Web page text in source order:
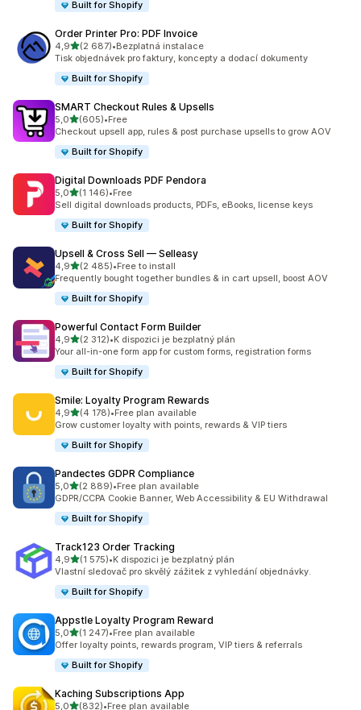
Built for Shopify
Order Printer Pro: PDF Invoice
4,9z 5 hvězd
(2 687)
Celkový počet recenzí: 2687
•Bezplatná instalace
Tisk objednávek pro faktury, koncepty a dodací dokumenty
Built for Shopify
SMART Checkout Rules & Upsells
5,0z 5 hvězd
(605)
Celkový počet recenzí: 605
•Free
Checkout upsell app, rules & post purchase upsells to grow AOV
Built for Shopify
Digital Downloads PDF Pendora
5,0z 5 hvězd
(1 146)
Celkový počet recenzí: 1146
•Free
Sell digital downloads products, PDFs, eBooks, license keys
Built for Shopify
Upsell & Cross Sell — Selleasy
4,9z 5 hvězd
(2 485)
Celkový počet recenzí: 2485
•Free to install
Frequently bought together bundles & in cart upsell, boost AOV
Built for Shopify
Powerful Contact Form Builder
4,9z 5 hvězd
(2 312)
Celkový počet recenzí: 2312
•K dispozici je bezplatný plán
Your all-in-one form app for custom forms, registration forms
Built for Shopify
Smile: Loyalty Program Rewards
4,9z 5 hvězd
(4 178)
Celkový počet recenzí: 4178
•Free plan available
Grow customer loyalty with points, rewards & VIP tiers
Built for Shopify
Pandectes GDPR Compliance
5,0z 5 hvězd
(2 889)
Celkový počet recenzí: 2889
•Free plan available
GDPR/CCPA Cookie Banner, Web Accessibility & EU Withdrawal
Built for Shopify
Track123 Order Tracking
4,9z 5 hvězd
(1 575)
Celkový počet recenzí: 1575
•K dispozici je bezplatný plán
Vlastní sledovač pro skvělý zážitek z vyhledání objednávky.
Built for Shopify
Appstle Loyalty Program Reward
5,0z 5 hvězd
(1 247)
Celkový počet recenzí: 1247
•Free plan available
Offer loyalty points, rewards program, VIP tiers & referrals
Built for Shopify
Kaching Subscriptions App
5,0z 5 hvězd
(832)•Free plan available